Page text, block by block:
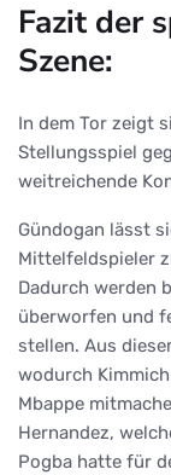
Fazit der
Szene:
In dem Tor zeigt
Stellungsspiel
weitreichende
Gündogan lässt
Mittelfeldspieler
Dadurch werden
überworfen und
stellen. Aus
wodurch
Mbappe
Hernandez,
Pogba hatte für